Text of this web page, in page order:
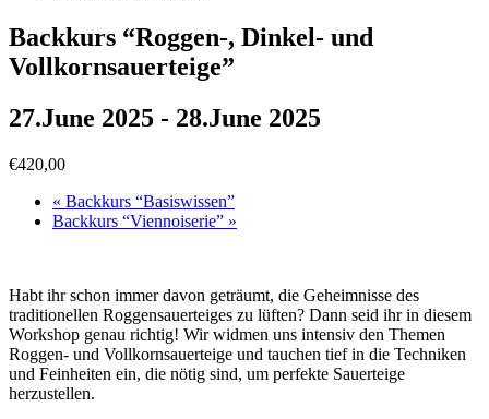
Backkurs “Roggen-, Dinkel- und
Vollkornsauerteige”
27.June 2025 - 28.June 2025
€420,00
« Backkurs “Basiswissen”
Backkurs “Viennoiserie” »
Habt ihr schon immer davon geträumt, die Geheimnisse des
traditionellen Roggensauerteiges zu lüften? Dann seid ihr in diesem
Workshop genau richtig! Wir widmen uns intensiv den Themen
Roggen- und Vollkornsauerteige und tauchen tief in die Techniken
und Feinheiten ein, die nötig sind, um perfekte Sauerteige
herzustellen.